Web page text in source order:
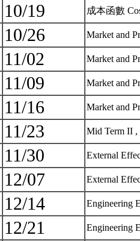
10/19 成本函數
10/26 Market and
11/02 Market and
11/09 Market and
11/16 Market and
11/23 Mid Term II ,
11/30 External
12/07 External
12/14 Engineering
12/21 Engineering